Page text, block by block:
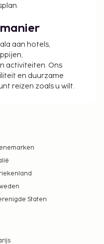
manier
aan hotels,
activiteiten. Ons
en duurzame
reizen zoals u wilt.
Staten